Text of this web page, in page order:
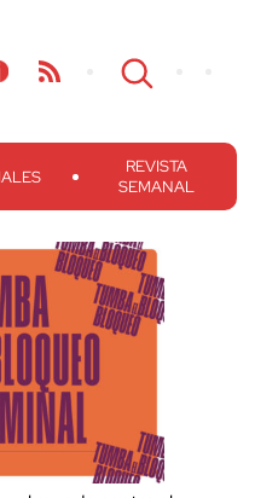
REVISTA
SEMANAL